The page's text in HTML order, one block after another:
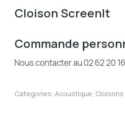
Cloison ScreenIt
Commande
Nous contacter au 02 62 20
Categories: Acoustique,